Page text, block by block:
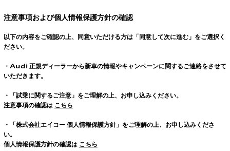
注意事項および個人情報保護方針の確認
以下の内容をご確認の上、同意いただける方は「同意して次に進む」をご選択く
ださい。
・ Audi 正規ディーラーから新車の情報やキャンペーンに関するご連絡をさせて
いただきます。
・「試乗に関するご注意」をご理解の上、お申し込みください。
注意事項の確認は こちら
・「株式会社エイコー 個人情報保護方針」をご理解の上、お申し込みくださ
い。
個人情報保護方針の確認は こちら